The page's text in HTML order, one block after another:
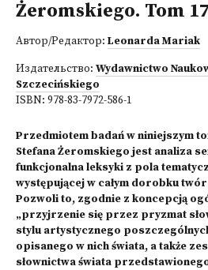
Żeromskiego. Tom
Автор/Редактор: Leonarda Mariak
Издательство: Wydawnictwo
Szczecińskiego
ISBN: 978-83-7972-586-1
Przedmiotem badań w niniejszym
Stefana Żeromskiego jest analiza
funkcjonalna leksyki z pola
występującej w całym dorobku
Pozwoli to, zgodnie z koncepcją
„przyjrzenie się przez pryzmat
stylu artystycznego
opisanego w nich świata, a także
słownictwa świata